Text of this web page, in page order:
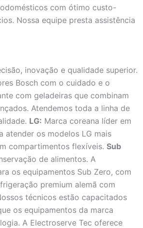
com ótimo custo-
Nossa equipe presta assistência
inovação e qualidade superior.
Bosch com o cuidado e o
com geladeiras que combinam
Atendemos toda a linha de
LG: Marca coreana líder em
atender os modelos LG mais
compartimentos flexíveis. Sub
de alimentos. A
os equipamentos Sub Zero, com
premium alemã com
técnicos estão capacitados
os equipamentos da marca
A Electroserve Tec oferece